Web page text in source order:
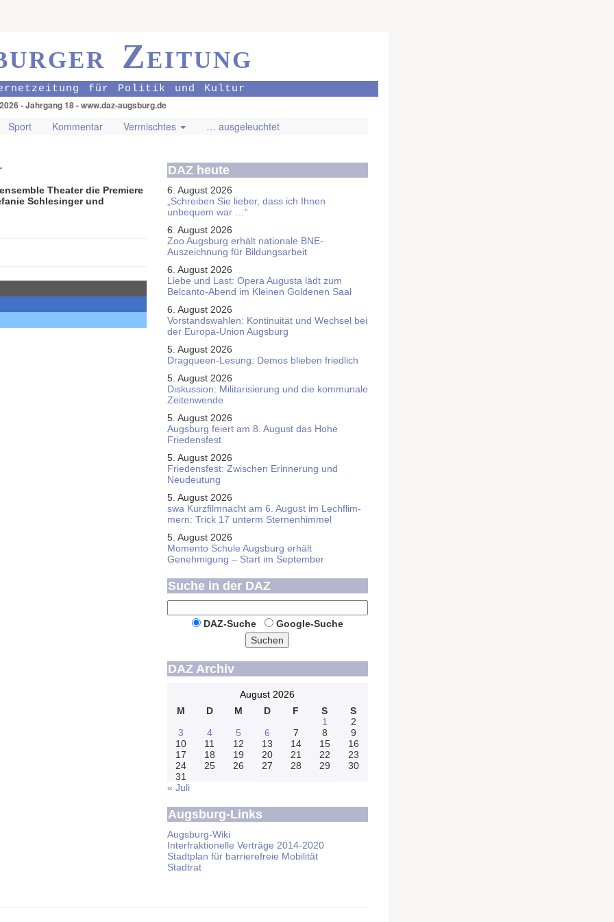
Zeitung
für Politik und Kultur
- Jahrgang 18 - www.daz-augsburg.de
Sport Kommentar Vermischtes … ausgeleuchtet
Theater die Premiere
Schlesinger und
DAZ heute
6. August 2026
„Schreiben Sie lieber, dass ich Ihnen
unbequem war …“
6. August 2026
Zoo Augsburg erhält nationale BNE-
Auszeichnung für Bildungsarbeit
6. August 2026
Liebe und Last: Opera Augusta lädt zum
Belcanto-Abend im Kleinen Goldenen Saal
6. August 2026
Vorstandswahlen: Kontinuität und Wechsel bei
der Europa-Union Augsburg
5. August 2026
Dragqueen-Lesung: Demos blieben friedlich
5. August 2026
Diskussion: Mi­li­ta­ri­sie­rung und die kommunale
Zeitenwende
5. August 2026
Augsburg feiert am 8. August das Hohe
Friedensfest
5. August 2026
Friedensfest: Zwischen Erinnerung und
Neudeutung
5. August 2026
swa Kurz­film­nacht am 6. August im Lech­flim­
mern: Trick 17 unterm Sternen­himmel
5. August 2026
Momento Schule Augsburg erhält
Genehmigung – Start im September
Suche in der DAZ
DAZ-Suche
Google-Suche
Suchen
DAZ Archiv
August 2026
M
D M D F S
S
1
2
3
4 5 6 7 8
9
10
11 12 13 14 15
16
17
18 19 20 21 22
23
24
25 26 27 28 29
30
31
« Juli
Augsburg-Links
Augsburg-Wiki
Interfraktionelle Verträge 2014-2020
Stadtplan für barrierefreie Mobilität
Stadtrat